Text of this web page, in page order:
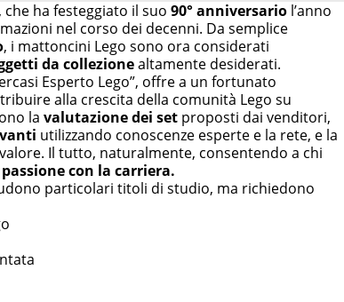
ha festeggiato il suo 90° anniversario l’anno
nel corso dei decenni. Da semplice
, i mattoncini Lego sono ora considerati
da collezionealtamente desiderati.
Esperto Lego”, offre a un fortunato
alla crescita della comunità Lego su
la valutazione dei set proposti dai venditori,
utilizzando conoscenze esperte e la rete, e la
Il tutto, naturalmente, consentendo a chi
passione con la carriera.
particolari titoli di studio, ma richiedono